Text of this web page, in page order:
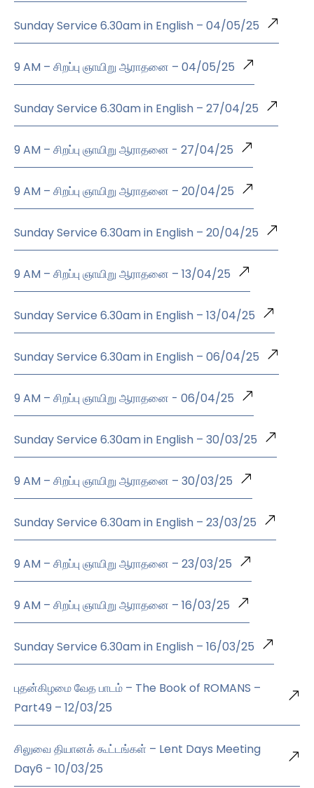
Sunday Service 6.30am in English – 04/05/25
9 AM – சிறப்பு ஞாயிறு ஆராதனை – 04/05/25
Sunday Service 6.30am in English – 27/04/25
9 AM – சிறப்பு ஞாயிறு ஆராதனை - 27/04/25
9 AM – சிறப்பு ஞாயிறு ஆராதனை – 20/04/25
Sunday Service 6.30am in English – 20/04/25
9 AM – சிறப்பு ஞாயிறு ஆராதனை – 13/04/25
Sunday Service 6.30am in English – 13/04/25
Sunday Service 6.30am in English – 06/04/25
9 AM – சிறப்பு ஞாயிறு ஆராதனை - 06/04/25
Sunday Service 6.30am in English – 30/03/25
9 AM – சிறப்பு ஞாயிறு ஆராதனை – 30/03/25
Sunday Service 6.30am in English – 23/03/25
9 AM – சிறப்பு ஞாயிறு ஆராதனை – 23/03/25
9 AM – சிறப்பு ஞாயிறு ஆராதனை – 16/03/25
Sunday Service 6.30am in English – 16/03/25
புதன்கிழமை வேத பாடம் – The Book of ROMANS –
Part49 – 12/03/25
சிலுவை தியானக் கூட்டங்கள் – Lent Days Meeting
Day6 - 10/03/25